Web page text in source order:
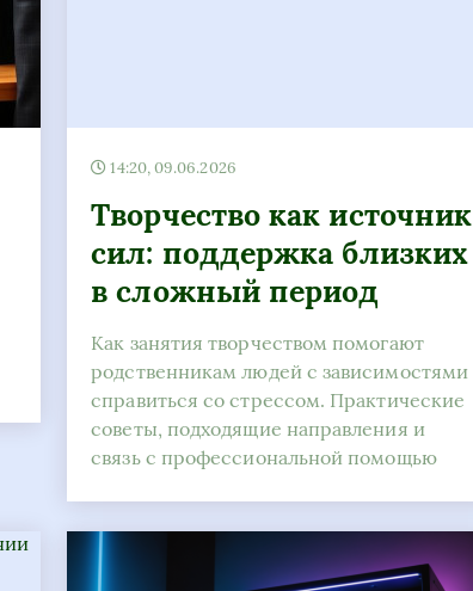
14:20, 09.06.2026
Творчество как источник
сил: поддержка близких
в сложный период
Как занятия творчеством помогают
родственникам людей с зависимостями
справиться со стрессом. Практические
советы, подходящие направления и
связь с профессиональной помощью